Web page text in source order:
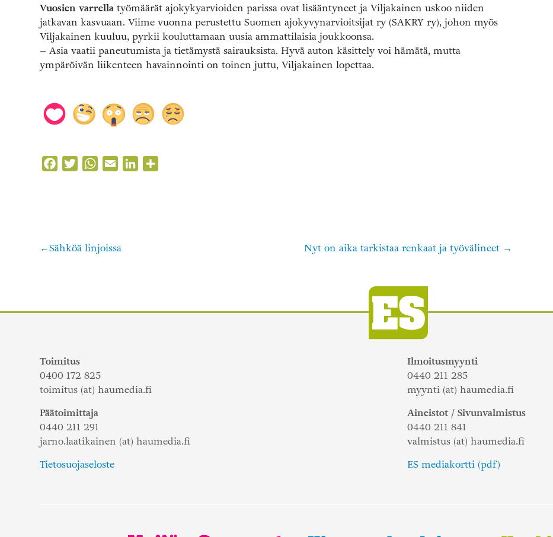
Vuosien varrella työmäärät ajokykyarvioiden parissa ovat lisääntyneet ja Viljakainen uskoo niiden
jatkavan kasvuaan. Viime vuonna perustettu Suomen ajokyvynarvioitsijat ry (SAKRY ry), johon myös
Viljakainen kuuluu, pyrkii kouluttamaan uusia ammattilaisia joukkoonsa.
– Asia vaatii paneutumista ja tietämystä sairauksista. Hyvä auton käsittely voi hämätä, mutta
ympäröivän liikenteen havainnointi on toinen juttu, Viljakainen lopettaa.
FacebookTwitterWhatsApp
Email LinkedIn
Artikkelien
Sähköä linjoissa Nyt on aika tarkistaa renkaat ja työvälineet
Toimitus
0400 172 825
toimitus (at) haumedia.fi
Päätoimittaja
0440 211 291
jarno.laatikainen (at) haumedia.fi
Tietosuojaseloste
Ilmoitusmyynti
0440 211 285
myynti (at) haumedia.fi
Aineistot / Sivunvalmistus
0440 211 841
valmistus (at) haumedia.fi
ES mediakortti (pdf)